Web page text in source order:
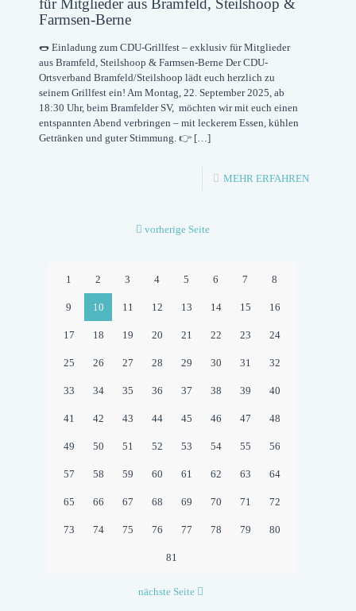
für Mitglieder aus Bramfeld, Steilshoop &
Farmsen-Berne
🌭 Einladung zum CDU-Grillfest – exklusiv für Mitglieder
aus Bramfeld, Steilshoop & Farmsen-Berne Der CDU-
Ortsverband Bramfeld/Steilshoop lädt euch herzlich zu
seinem Grillfest ein! Am Montag, 22. September 2025, ab
18:30 Uhr, beim Bramfelder SV, möchten wir mit euch einen
entspannten Abend verbringen – mit leckerem Essen, kühlen
Getränken und guter Stimmung. 👉[…]
MEHR ERFAHREN-
vorherige Seite
1 2 3 4 5 6 7 8
9 10 11 12 13 14 15 16
17 18 19 20 21 22 23 24
25 26 27 28 29 30 31 32
33 34 35 36 37 38 39 40
41 42 43 44 45 46 47 48
49 50 51 52 53 54 55 56
57 58 59 60 61 62 63 64
65 66 67 68 69 70 71 72
73 74 75 76 77 78 79 80
81
nächste Seite